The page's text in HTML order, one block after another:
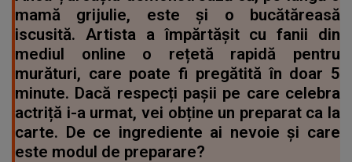
mamă grijulie, este și o bucătăreasă
iscusită. Artista a împărtășit cu fanii din
mediul online o rețetă rapidă pentru
murături, care poate fi pregătită în doar 5
minute. Dacă respecți pașii pe care celebra
actriță i-a urmat, vei obține un preparat ca la
carte. De ce ingrediente ai nevoie și care
este modul de preparare?